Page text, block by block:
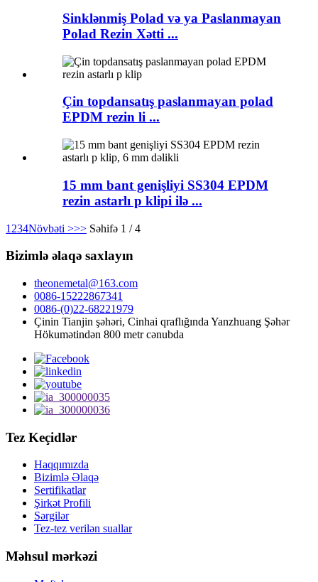
Sinklənmiş Polad və ya Paslanmayan
Polad Rezin Xətti ...
Çin topdansatış paslanmayan polad
EPDM rezin li ...
15 mm bant genişliyi SS304 EPDM
rezin astarlı p klipi ilə ...
1 234Növbəti >>> Səhifə 1 / 4
Bizimlə əlaqə saxlayın
theonemetal@163.com
0086-15222867341
0086-(0)22-68221979
Çinin Tianjin şəhəri, Cinhai qraflığında Yanzhuang Şəhər
Hökumətindən 800 metr cənubda
Tez Keçidlər
Haqqımızda
Bizimlə Əlaqə
Sertifikatlar
Şirkət Profili
Sərgilər
Tez-tez verilən suallar
Məhsul mərkəzi